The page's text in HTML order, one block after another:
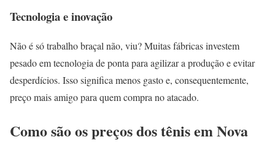
Tecnologia e inovação
Não é só trabalho braçal não, viu? Muitas fábricas investem
pesado em tecnologia de ponta para agilizar a produção e evitar
desperdícios. Isso significa menos gasto e, consequentemente,
preço mais amigo para quem compra no atacado.
Como são os preços dos tênis em Nova